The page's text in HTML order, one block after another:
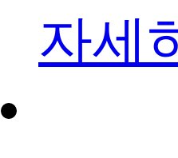
자세